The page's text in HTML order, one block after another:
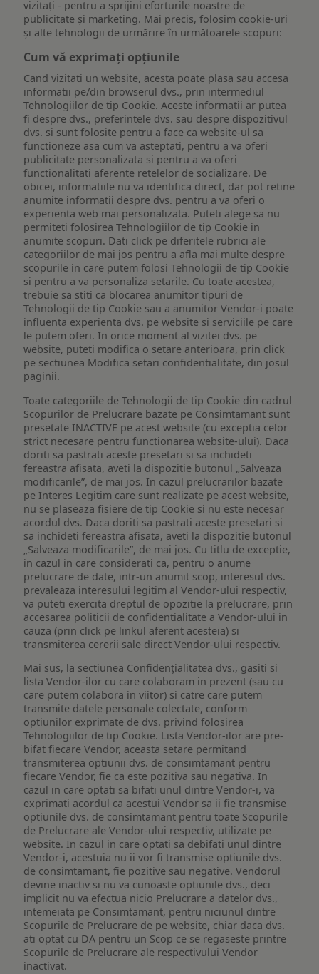
vizitați - pentru a sprijini eforturile noastre de
publicitate și marketing. Mai precis, folosim cookie-uri
și alte tehnologii de urmărire în următoarele scopuri:
Cum vă exprimați opțiunile
Cand vizitati un website, acesta poate plasa sau accesa
informatii pe/din browserul dvs., prin intermediul
Tehnologiilor de tip Cookie. Aceste informatii ar putea
fi despre dvs., preferintele dvs. sau despre dispozitivul
dvs. si sunt folosite pentru a face ca website-ul sa
functioneze asa cum va asteptati, pentru a va oferi
publicitate personalizata si pentru a va oferi
functionalitati aferente retelelor de socializare. De
obicei, informatiile nu va identifica direct, dar pot retine
anumite informatii despre dvs. pentru a va oferi o
experienta web mai personalizata. Puteti alege sa nu
permiteti folosirea Tehnologiilor de tip Cookie in
anumite scopuri. Dati click pe diferitele rubrici ale
categoriilor de mai jos pentru a afla mai multe despre
scopurile in care putem folosi Tehnologii de tip Cookie
si pentru a va personaliza setarile. Cu toate acestea,
trebuie sa stiti ca blocarea anumitor tipuri de
Tehnologii de tip Cookie sau a anumitor Vendor-i poate
influenta experienta dvs. pe website si serviciile pe care
le putem oferi. In orice moment al vizitei dvs. pe
website, puteti modifica o setare anterioara, prin click
pe sectiunea Modifica setari confidentialitate, din josul
paginii.
Toate categoriile de Tehnologii de tip Cookie din cadrul
Scopurilor de Prelucrare bazate pe Consimtamant sunt
presetate INACTIVE pe acest website (cu exceptia celor
strict necesare pentru functionarea website-ului). Daca
doriti sa pastrati aceste presetari si sa inchideti
fereastra afisata, aveti la dispozitie butonul „Salveaza
modificarile”, de mai jos. In cazul prelucrarilor bazate
pe Interes Legitim care sunt realizate pe acest website,
nu se plaseaza fisiere de tip Cookie si nu este necesar
acordul dvs. Daca doriti sa pastrati aceste presetari si
sa inchideti fereastra afisata, aveti la dispozitie butonul
„Salveaza modificarile”, de mai jos. Cu titlu de exceptie,
in cazul in care considerati ca, pentru o anume
prelucrare de date, intr-un anumit scop, interesul dvs.
prevaleaza interesului legitim al Vendor-ului respectiv,
va puteti exercita dreptul de opozitie la prelucrare, prin
accesarea politicii de confidentialitate a Vendor-ului in
cauza (prin click pe linkul aferent acesteia) si
transmiterea cererii sale direct Vendor-ului respectiv.
Mai sus, la sectiunea Confidențialitatea dvs., gasiti si
lista Vendor-ilor cu care colaboram in prezent (sau cu
care putem colabora in viitor) si catre care putem
transmite datele personale colectate, conform
optiunilor exprimate de dvs. privind folosirea
Tehnologiilor de tip Cookie. Lista Vendor-ilor are pre-
bifat fiecare Vendor, aceasta setare permitand
transmiterea optiunii dvs. de consimtamant pentru
fiecare Vendor, fie ca este pozitiva sau negativa. In
cazul in care optati sa bifati unul dintre Vendor-i, va
exprimati acordul ca acestui Vendor sa ii fie transmise
optiunile dvs. de consimtamant pentru toate Scopurile
de Prelucrare ale Vendor-ului respectiv, utilizate pe
website. In cazul in care optati sa debifati unul dintre
Vendor-i, acestuia nu ii vor fi transmise optiunile dvs.
de consimtamant, fie pozitive sau negative. Vendorul
devine inactiv si nu va cunoaste optiunile dvs., deci
implicit nu va efectua nicio Prelucrare a datelor dvs.,
intemeiata pe Consimtamant, pentru niciunul dintre
Scopurile de Prelucrare de pe website, chiar daca dvs.
ati optat cu DA pentru un Scop ce se regaseste printre
Scopurile de Prelucrare ale respectivului Vendor
inactivat.